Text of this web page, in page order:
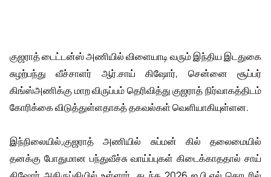
குஜராத் டைட்டன்ஸ் அணியில் விளையாடி வரும் இந்திய இடதுகை
சுழற்பந்து வீச்சாளர் ஆர்.சாய் கிஷோர், சென்னை சூப்பர்
கிங்ஸ்அணிக்கு மாற விருப்பம் தெரிவித்து குஜராத் நிர்வாகத்திடம்
கோரிக்கை விடுத்துள்ளதாகத் தகவல்கள் வெளியாகியுள்ளன.
இந்நிலையில்,குஜராத் அணியில் சுப்மன் கில் தலைமையில்
தனக்கு போதுமான பந்துவீச்சு வாய்ப்புகள் கிடைக்காததால் சாய்